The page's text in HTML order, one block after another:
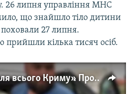
26 липня управління МНС
що знайшло тіло дитини
27 липня.
кілька тисяч осіб.
«Жалобний день для всього Криму». Прощання з Мусою Сулеймановим (відео)